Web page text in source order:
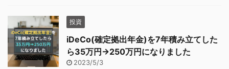
投資
iDeCo(確定拠出年金)を7年積み立てした
ら35万円→250万円になりました
2023/5/3